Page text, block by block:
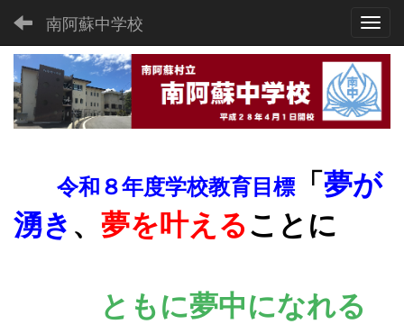
南阿蘇中学校
令和８年度学校教育目標 「 夢が
湧き 、 夢を叶えることに
ともに夢中になれる